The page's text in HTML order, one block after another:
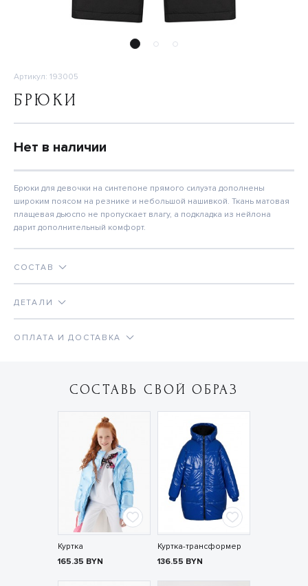
Артикул: 193005
БРЮКИ
Нет в наличии
Брюки для девочки на синтепоне прямого силуэта дополнены
широким поясом на резнике и небольшой нашивкой. Ткань матовая
плащевая дьюспо не пропускает влагу, а подкладка из нейлона
дарит дополнительный комфорт.
СОСТАВ
ДЕТАЛИ
ОПЛАТА И ДОСТАВКА
СОСТАВЬ СВОЙ ОБРАЗ
Куртка
165.35 BYN
Куртка-трансформер
136.55 BYN